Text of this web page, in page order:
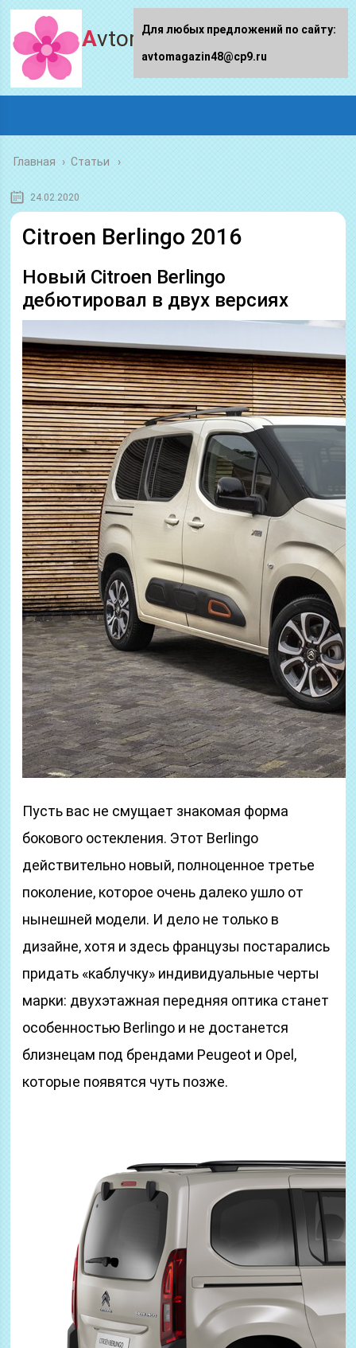
Avtomagazin48.ru
Главная › Статьи
24.02.2020
Citroen Berlingo 2016
Новый Citroen Berlingo
дебютировал в двух версиях
Пусть вас не смущает знакомая форма
бокового остекления. Этот Berlingo
действительно новый, полноценное третье
поколение, которое очень далеко ушло от
нынешней модели. И дело не только в
дизайне, хотя и здесь французы постарались
придать «каблучку» индивидуальные черты
марки: двухэтажная передняя оптика станет
особенностью Berlingo и не достанется
близнецам под брендами Peugeot и Opel,
которые появятся чуть позже.
Для любых предложений по сайту:
avtomagazin48@cp9.ru